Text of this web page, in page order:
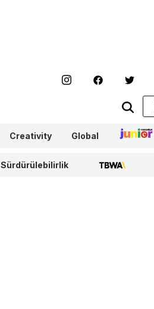
Creativity Global Junior
Sürdürülebilirlik TBWA